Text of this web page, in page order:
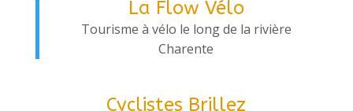
La Flow Vélo
Tourisme à vélo le long de la rivière
Charente
Cyclistes Brillez